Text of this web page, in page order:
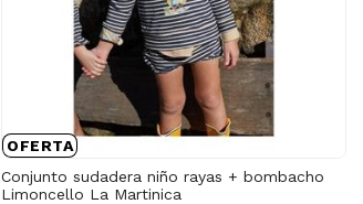
OFERTA
Conjunto sudadera niño rayas + bombacho
Limoncello La Martinica